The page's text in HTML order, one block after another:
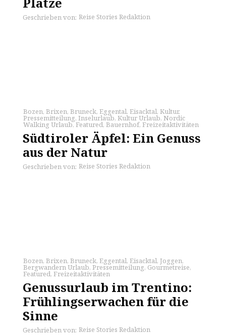
Geschrieben von: Reise Stories Redaktion
Bozen, Brixen, Bruneck, Eggental, Eisacktal, Kultur,
Pressemitteilung, Inselurlaub, Kultur Urlaub, Nordic
Walking Urlaub,Featured, Bauernhof, Freizeitaktivitäten
Südtiroler Äpfel: Ein Genuss
aus der Natur
Geschrieben von: Reise Stories Redaktion
Bozen, Brixen, Bruneck, Eggental, Eisacktal, Joggen,
Bergwandern Urlaub, Pressemitteilung, Gourmetreise,
Featured, Freizeitaktivitäten
Genussurlaub im Trentino:
Frühlingserwachen für die
Sinne
Geschrieben von: Reise Stories Redaktion